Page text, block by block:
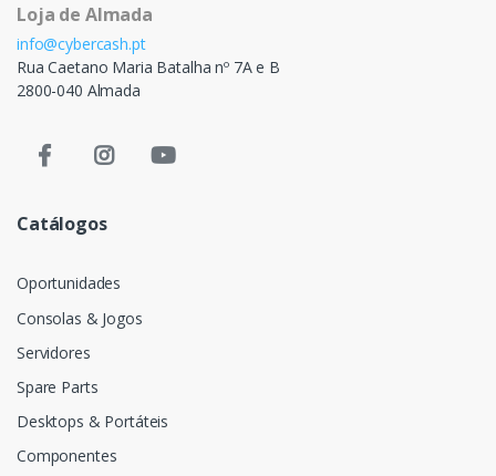
Loja de Almada
info@cybercash.pt
Rua Caetano Maria Batalha nº 7A e B
2800-040 Almada
Catálogos
Oportunidades
Consolas & Jogos
Servidores
Spare Parts
Desktops & Portáteis
Componentes